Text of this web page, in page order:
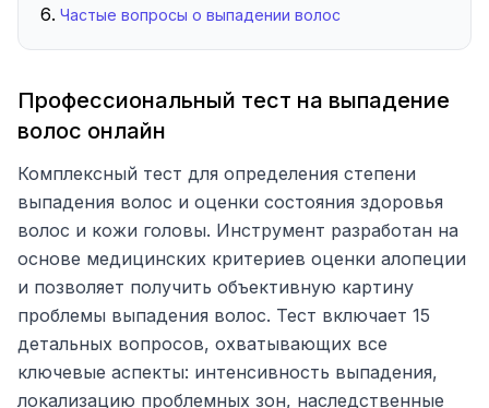
Частые вопросы о выпадении волос
Профессиональный тест на выпадение
волос онлайн
Комплексный тест для определения степени
выпадения волос и оценки состояния здоровья
волос и кожи головы. Инструмент разработан на
основе медицинских критериев оценки алопеции
и позволяет получить объективную картину
проблемы выпадения волос. Тест включает 15
детальных вопросов, охватывающих все
ключевые аспекты: интенсивность выпадения,
локализацию проблемных зон, наследственные